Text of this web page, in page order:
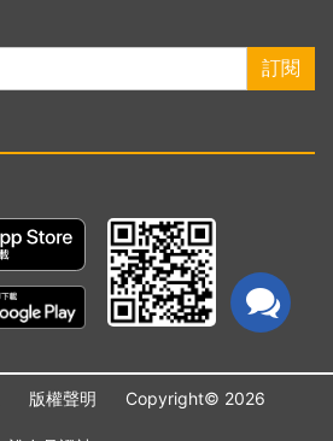
版權聲明 Copyright© 2026